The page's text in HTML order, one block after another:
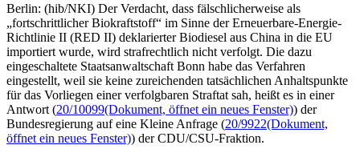
Berlin: (hib/NKI) Der Verdacht, dass fälschlicherweise als
„fortschrittlicher Biokraftstoff“ im Sinne der Erneuerbare-Energie-
Richtlinie II (RED II) deklarierter Biodiesel aus China in die EU
importiert wurde, wird strafrechtlich nicht verfolgt. Die dazu
eingeschaltete Staatsanwaltschaft Bonn habe das Verfahren
eingestellt, weil sie keine zureichenden tatsächlichen Anhaltspunkte
für das Vorliegen einer verfolgbaren Straftat sah, heißt es in einer
Antwort (20/10099(Dokument, öffnet ein neues Fenster)) der
Bundesregierung auf eine Kleine Anfrage (20/9922(Dokument,
öffnet ein neues Fenster)) der CDU/CSU-Fraktion.